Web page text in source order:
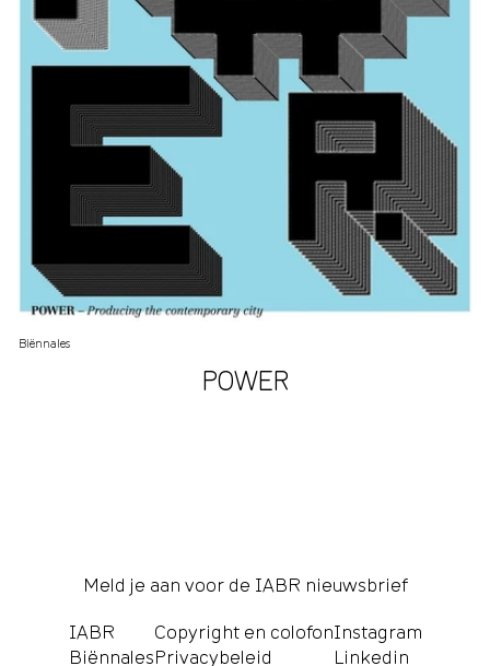
Biënnales
POWER
Meld je aan voor de IABR nieuwsbrief
IABR
Biënnales
Copyright en colofon
Privacybeleid
Instagram
Linkedin